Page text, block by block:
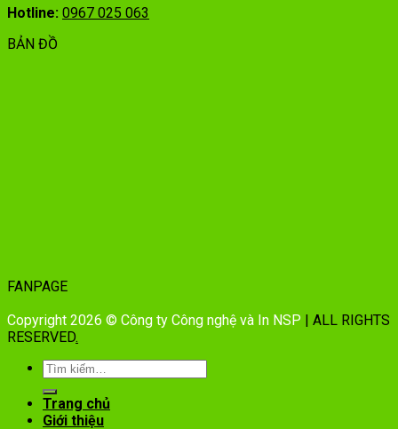
Hotline: 0967 025 063
BẢN ĐỒ
FANPAGE
Copyright 2026 © Công ty Công nghệ và In NSP | ALL RIGHTS
RESERVED.
Trang chủ
Giới thiệu